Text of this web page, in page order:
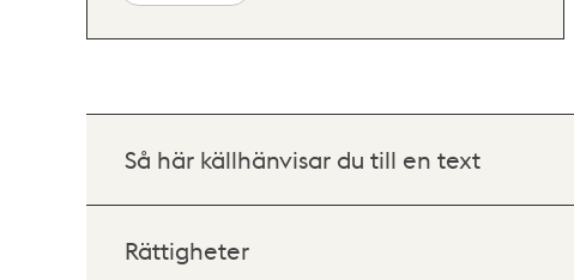
Så här källhänvisar du till en text
Rättigheter